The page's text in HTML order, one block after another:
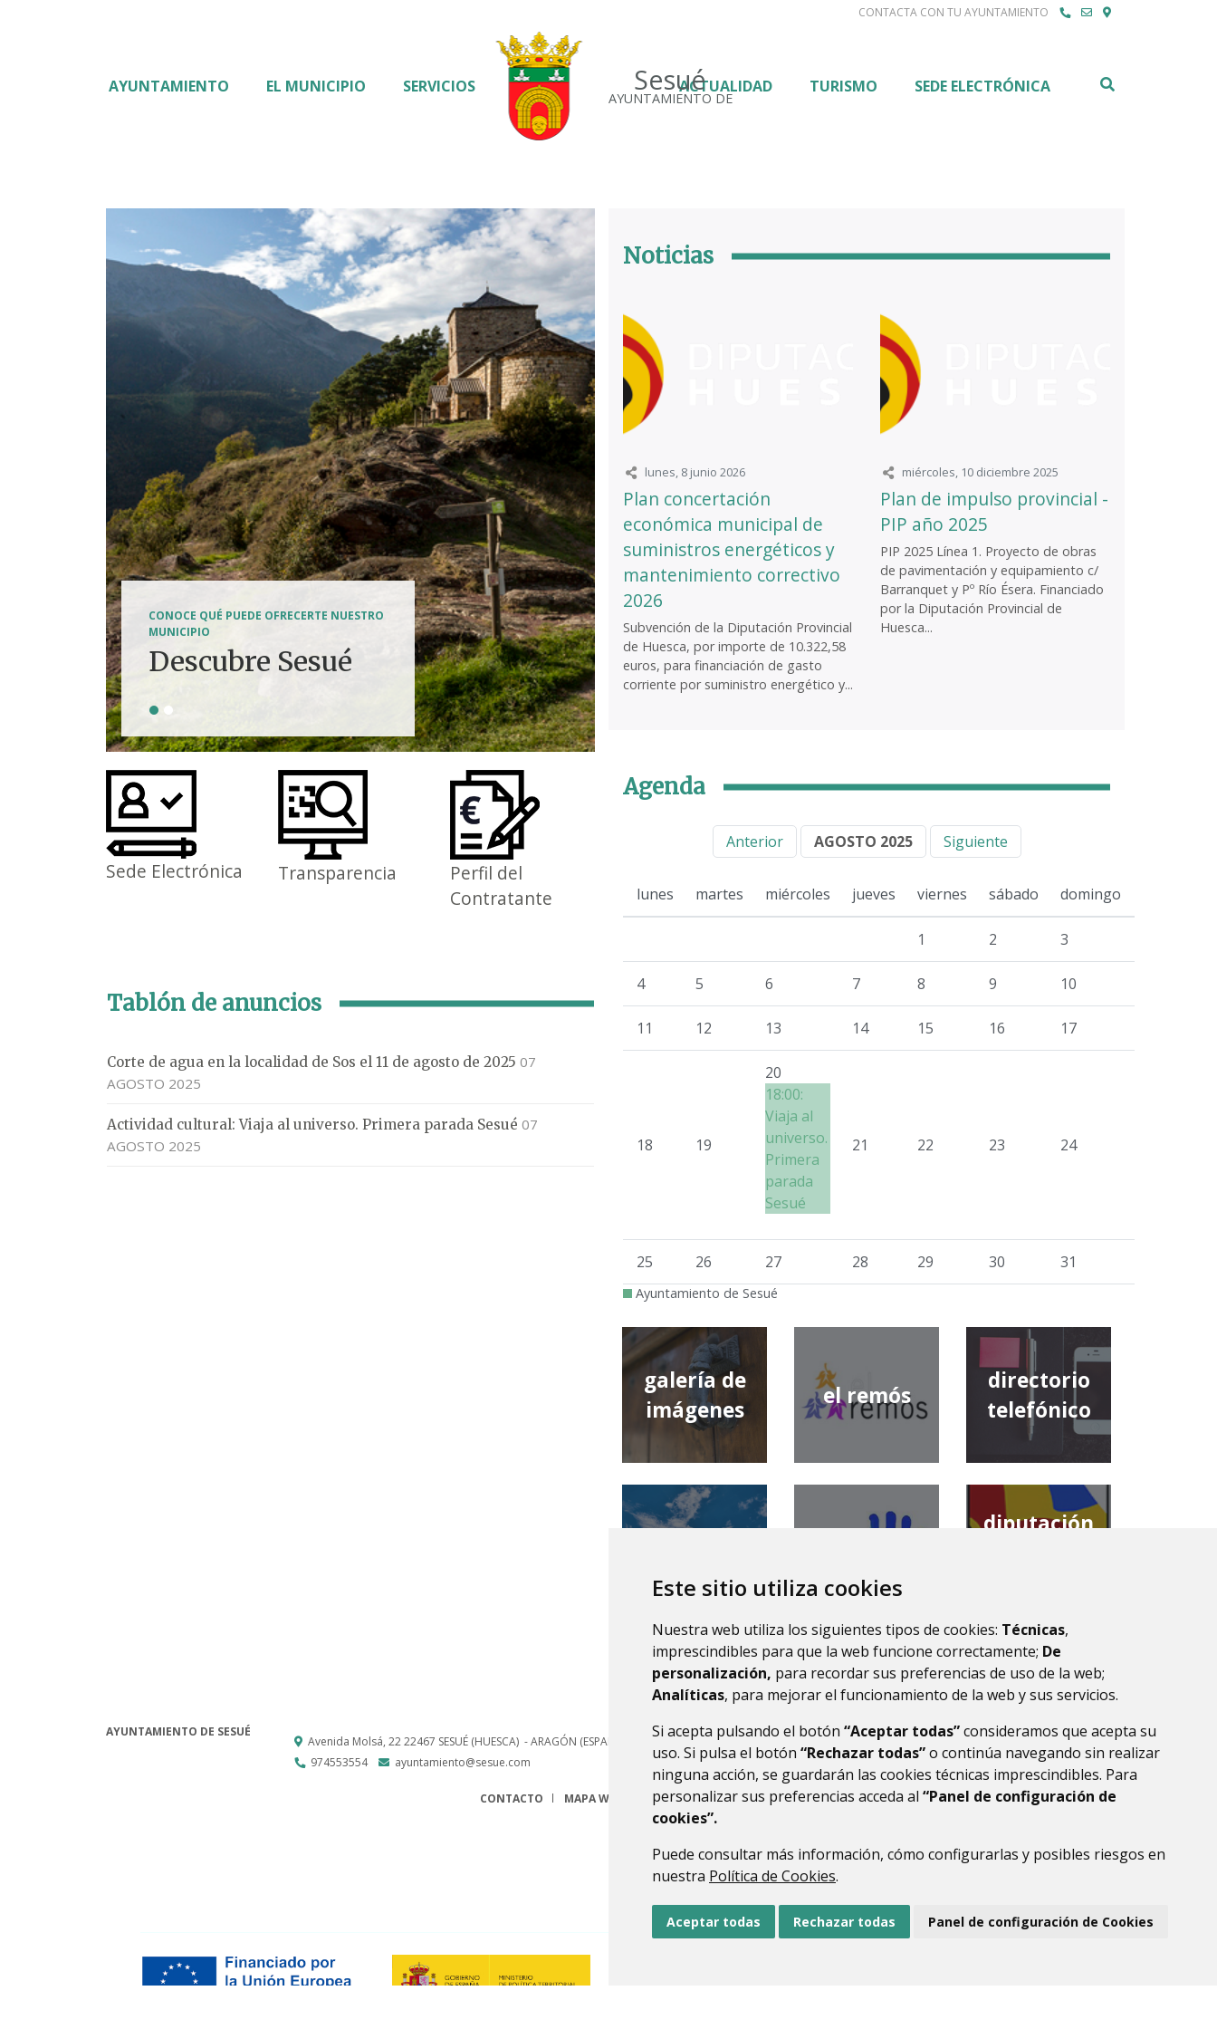
Este sitio utiliza cookies
Nuestra web utiliza los siguientes tipos de cookies: Técnicas,
imprescindibles para que la web funcione correctamente; De
personalización, para recordar sus preferencias de uso de la web;
Analíticas, para mejorar el funcionamiento de la web y sus servicios.
Si acepta pulsando el botón “Aceptar todas”consideramos que acepta su
uso. Si pulsa el botón “Rechazar todas”o continúa navegando sin realizar
ninguna acción, se guardarán las cookies técnicas imprescindibles. Para
personalizar sus preferencias acceda al “Panel de configuración de
cookies”.
Puede consultar más información, cómo configurarlas y posibles riesgos en
nuestra Política de Cookies.
Aceptar todas Rechazar todas Panel de configuración de Cookies
CONTACTA CON TU AYUNTAMIENTO
Sesué
AYUNTAMIENTO DE
AYUNTAMIENTO EL MUNICIPIO SERVICIOS ACTUALIDAD TURISMO SEDE ELECTRÓNICA
CONOCE QUÉ PUEDE OFRECERTE NUESTRO
MUNICIPIO
Descubre Sesué
Tierra de
aventuras
Sede Electrónica Transparencia
Perfil del
Contratante
Tablón de anuncios
Corte de agua en la localidad de Sos el 11 de agosto de 2025 07
AGOSTO 2025
Actividad cultural: Viaja al universo. Primera parada Sesué 07
AGOSTO 2025
Noticias
lunes, 8 junio 2026
Plan concertación
económica municipal de
suministros energéticos y
mantenimiento correctivo
2026
Subvención de la Diputación Provincial
de Huesca, por importe de 10.322,58
euros, para financiación de gasto
corriente por suministro energético y...
miércoles, 10 diciembre 2025
Plan de impulso provincial -
PIP año 2025
PIP 2025 Línea 1. Proyecto de obras
de pavimentación y equipamiento c/
Barranquet y Pº Río Ésera. Financiado
por la Diputación Provincial de
Huesca...
Agenda
Anterior AGOSTO 2025 Siguiente
lunes martes miércoles jueves viernes sábado domingo
1 2 3
4 5 6 7 8 9 10
11 12 13 14 15 16 17
18 19
20
18:00:
Viaja al
universo.
Primera
parada
Sesué
21 22 23 24
25 26 27 28 29 30 31
Ayuntamiento de Sesué
galería de
imágenes
el remós
directorio
telefónico
qué tiempo
comarca de
diputación
AYUNTAMIENTO DE SESUÉ
Avenida Molsá, 2222467 SESUÉ (HUESCA) - ARAGÓN (ESPAÑA)
974553554
ayuntamiento@sesue.com
CONTACTO MAPA WEB AVISO LEGAL PROTECCIÓN DE DATOS ACCESIBILIDAD POLÍTICA DE COOKIES